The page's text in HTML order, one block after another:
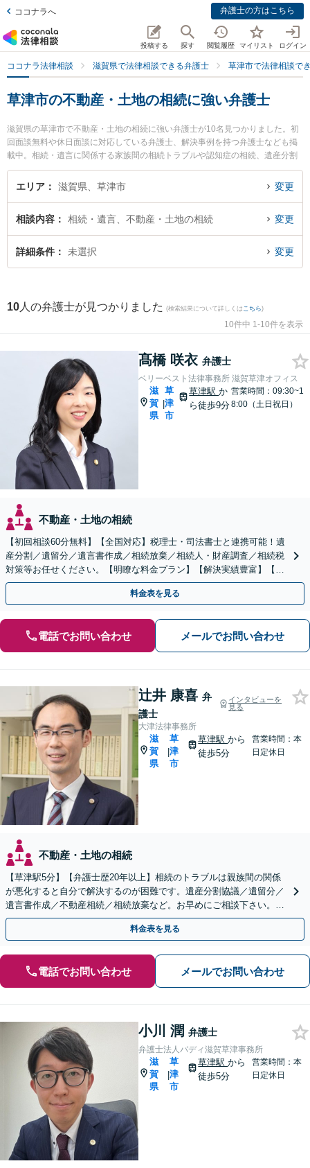
ココナラへ 弁護士の方はこちら
投稿する 探す 閲覧履歴 マイリスト ログイン
ココナラ法律相談 滋賀県で法律相談できる弁護士 草津市で法律相談で
草津市の不動産・土地の相続に強い弁護士
滋賀県の草津市で不動産・土地の相続に強い弁護士が10名見つかりました。初
回面談無料や休日面談に対応している弁護士、解決事例を持つ弁護士なども掲
載中。相続・遺言に関係する家族間の相続トラブルや認知症の相続、遺産分割
等の細かな分野での絞り込み検索もでき便利です。特にベリーベスト法律事務
所 滋賀草津オフィスの髙橋 咲衣弁護士や大津法律事務所の辻井 康喜弁護士、
弁護士法人バディ滋賀草津事務所の小川 潤弁護士のプロフィール情報や弁護士
産・土地の相続のトラブルを今すぐに弁護士に相談したい』『不動産・土地の
相続のトラブル解決の実績豊富な近くの弁護士を検索したい』『初回相談無料
で不動産・土地の相続を法律相談できる草津市内の弁護士に相談予約したい』
エリア 滋賀県、草津市 変更
相談内容 相続・遺言、不動産・土地の相続 変更
詳細条件 未選択 変更
10 人の弁護士が見つかりました (検索結果について詳しくは こちら)
10件中 1-10件を表示
髙橋 咲衣 弁護士
ベリーベスト法律事務所 滋賀草津オフィス
滋
賀
県
|
草
津
市
草津駅か
ら徒歩9分
営業時間：09:30~1
8:00（土日祝日）
不動産・土地の相続
【初回相談60分無料】【全国対応】税理士・司法書士と連携可能！遺
産分割／遺留分／遺言書作成／相続放棄／相続人・財産調査／相続税
対策等お任せください。【明瞭な料金プラン】【解決実績豊富】【電
話相談可】
料金表を見る
電話でお問い合わせ メールでお問い合わせ
辻井 康喜 弁
護士
インタビューを
見る
大津法律事務所
滋
賀
県
|
草
津
市
草津駅から
徒歩5分
営業時間：本
日定休日
不動産・土地の相続
【草津駅5分】【弁護士歴20年以上】相続のトラブルは親族間の関係
が悪化すると自分で解決するのが困難です。遺産分割協議／遺留分／
遺言書作成／不動産相続／相続放棄など。お早めにご相談下さい。
【相続・遺言に関する初回相談６０分無料】【駐車場あり】
料金表を見る
電話でお問い合わせ メールでお問い合わせ
小川 潤 弁護士
弁護士法人バディ滋賀草津事務所
滋
賀
県
|
草
津
市
草津駅から
徒歩5分
営業時間：本
日定休日